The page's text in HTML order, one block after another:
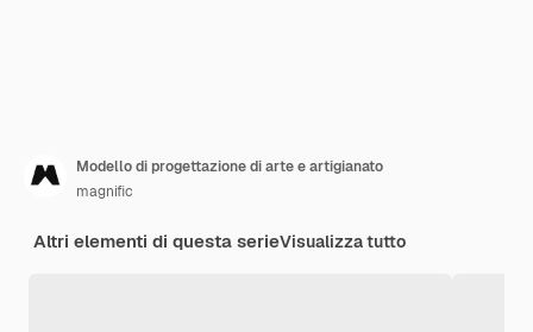
Modello di progettazione di arte e artigianato
magnific
Altri elementi di questa serieVisualizza tutto